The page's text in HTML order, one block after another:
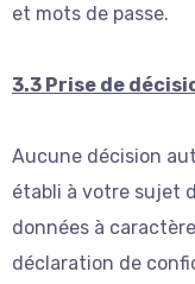
et mots de passe.
3.3 Prise de
Aucune décision
établi à votre sujet
données à
déclaration de